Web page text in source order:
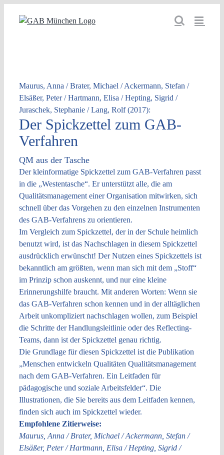
Inhalt
Maurus, Anna / Brater, Michael / Ackermann, Stefan /
Elsäßer, Peter / Hartmann, Elisa / Hepting, Sigrid /
Juraschek, Stephanie / Lang, Rolf (2017):
Der Spickzettel zum GAB-
Verfahren
QM aus der Tasche
Der kleinformatige Spickzettel zum GAB-Verfahren passt
in die „Westentasche“. Er unterstützt alle, die am
Qualitätsmanagement einer Organisation mitwirken, sich
schnell über das Vorgehen zu den einzelnen Instrumenten
des GAB-Verfahrens zu orientieren.
Im Vergleich zum Spickzettel, der in der Schule heimlich
benutzt wird, ist das Nachschlagen in diesem Spickzettel
ausdrücklich erwünscht! Der Nutzen eines Spickzettels ist
bekanntlich am größten, wenn man sich mit dem „Stoff“
im Prinzip schon auskennt, und nur eine kleine
Erinnerungshilfe braucht. Mit anderen Worten: Wenn sie
das GAB-Verfahren schon kennen und in der alltäglichen
Arbeit unkompliziert nachschlagen wollen, zum Beispiel
die Schritte der Handlungsleitlinie oder des Reflecting-
Teams, dann ist der Spickzettel genau richtig.
Die Grundlage für diesen Spickzettel ist die Publikation
„Menschen entwickeln Qualitäten Qualitätsmanagement
nach dem GAB-Verfahren. Ein Leitfaden für
pädagogische und soziale Arbeitsfelder“. Die
Illustrationen, die Sie bereits aus dem Leitfaden kennen,
finden sich auch im Spickzettel wieder.
Empfohlene Zitierweise:
Maurus, Anna / Brater, Michael / Ackermann, Stefan /
Elsäßer, Peter / Hartmann, Elisa / Hepting, Sigrid /